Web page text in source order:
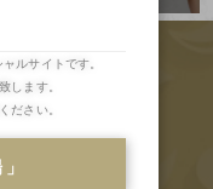
ルサイトです。
します。
ださい。